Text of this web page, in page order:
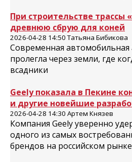
При строительстве трассы
древнюю сбрую для коней
2026-04-28 14:50 Татьяна Бибикова
Современная автомобильная
пролегла через земли, где
всадники
Geely показала в Пекине
и другие новейшие
2026-04-28 14:30 Артем Князев
Компания Geely уверенно
одного из самых
брендов на российском рынке